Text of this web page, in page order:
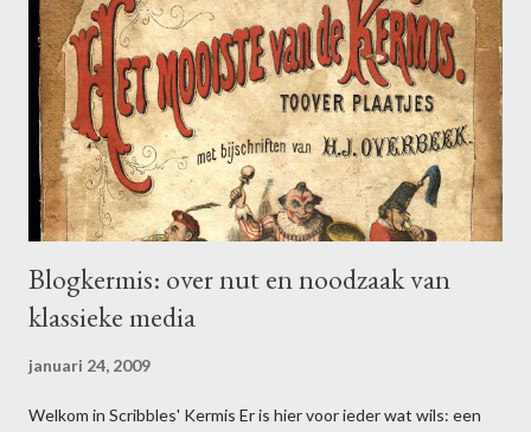
Blogkermis: over nut en noodzaak van
klassieke media
januari 24, 2009
Welkom in Scribbles' Kermis Er is hier voor ieder wat wils: een